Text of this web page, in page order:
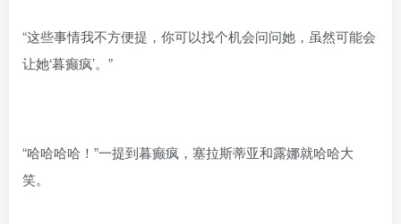
“这些事情我不方便提，你可以找个机会问问她，虽然可能会
让她‘暮癫疯’。”
“哈哈哈哈！”一提到暮癫疯，塞拉斯蒂亚和露娜就哈哈大
笑。